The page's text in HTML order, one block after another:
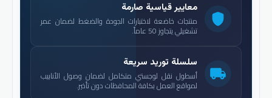
shield
معايير قياسية صارمة
منتجات خاضعة لاختبارات الجودة والضغط لضمان عمر
تشغيلي يتجاوز 50 عاماً.
local_shipping
سلسلة توريد سريعة
أسطول نقل لوجستي متكامل لضمان وصول الأنابيب
لمواقع العمل بكافة المحافظات دون تأخير.